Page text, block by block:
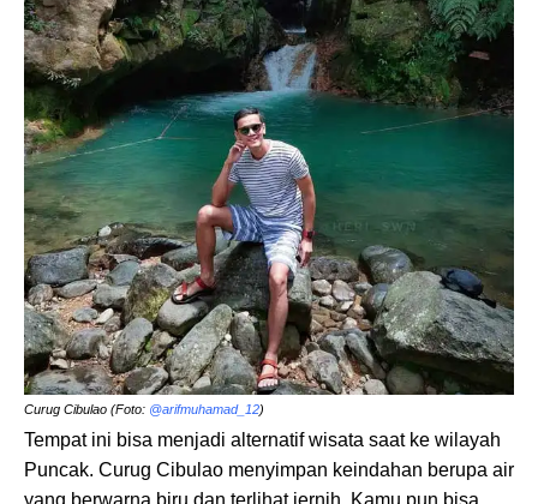
Curug Cibulao (Foto: @arifmuhamad_12)
Tempat ini bisa menjadi alternatif wisata saat ke wilayah
Puncak. Curug Cibulao menyimpan keindahan berupa air
yang berwarna biru dan terlihat jernih. Kamu pun bisa